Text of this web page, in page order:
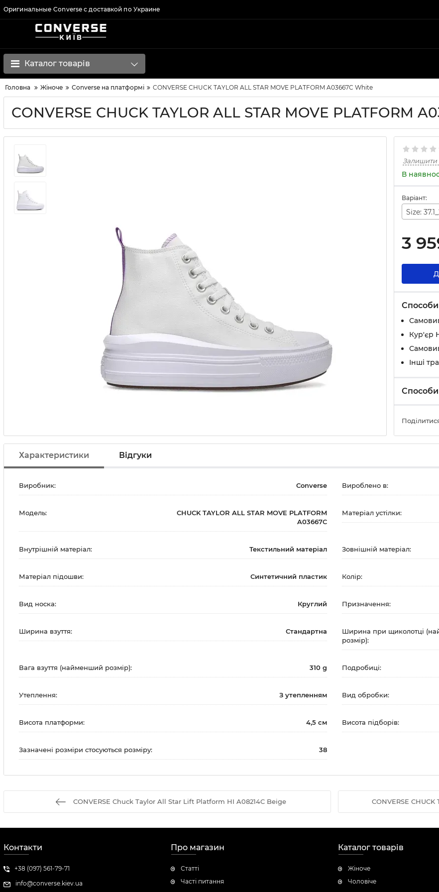
Оригинальные Converse с доставкой по Украине
Каталог товарів
Головна Жіноче Converse на платформі CONVERSE CHUCK TAYLOR ALL STAR MOVE PLATFORM A03667C White
CONVERSE CHUCK TAYLOR ALL STAR MOVE PLATFORM
Залишити
В
Варіант:
Size:
3
Кур'єр
Інші
Характеристики Відгуки
Виробник: Converse Вироблено в:
Модель:
CHUCK TAYLOR ALL STAR MOVE PLATFORM
A03667C
Матеріал устілки:
Внутрішній матеріал: Текстильний матеріал Зовнішній матеріал:
Матеріал підошви: Синтетичний пластик Колір:
Вид носка: Круглий Призначення:
Ширина взуття: Стандартна
Ширина при щиколотці
розмір):
Вага взуття (найменший розмір): 310 g Подробиці:
Утеплення: З утепленням Вид обробки:
Висота платформи: 4,5 см Висота підборів:
Зазначені розміри стосуються розміру: 38
CONVERSE Chuck Taylor All Star Lift Platform HI A08214C Beige CONVERSE CHUCK
Контакти
+38 (097) 561-79-71
info@converse.kiev.ua
Про магазин
Статті
Часті питання
Каталог товарів
Жіноче
Чоловічe